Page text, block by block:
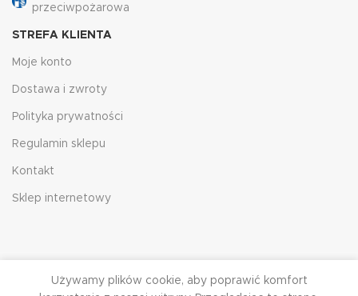
przeciwpożarowa
STREFA KLIENTA
Moje konto
Dostawa i zwroty
Polityka prywatności
Regulamin sklepu
Kontakt
Sklep internetowy
Używamy plików cookie, aby poprawić komfort